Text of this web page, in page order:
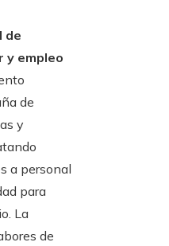
de
y empleo
de
y
a personal
para
La
de